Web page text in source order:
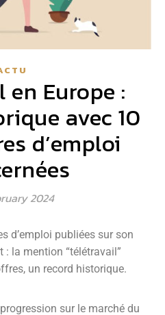
Europe :
avec 10
d’emploi
2024
d’emploi publiées sur son
: la mention “télétravail”
un record historique.
sur le marché du